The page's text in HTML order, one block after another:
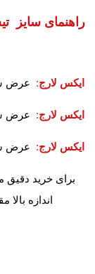
راهنمای سایز
3 ایکس لارج: عرض سینه 63 سانتی متر - قد
4 ایکس لارج: عرض سینه 68 سانتی متر - قد
5 ایکس لارج: عرض سینه 73 سانتی متر - قد
برای خرید دقیق
اندازه